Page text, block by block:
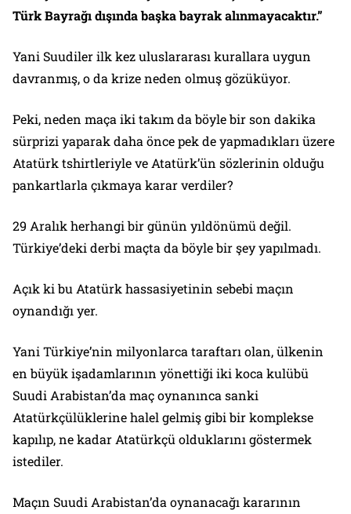
Türk Bayrağı dışında başka bayrak alınmayacaktır.”
Yani Suudiler ilk kez uluslararası kurallara uygun
davranmış, o da krize neden olmuş gözüküyor.
Peki, neden maça iki takım da böyle bir son dakika
sürprizi yaparak daha önce pek de yapmadıkları üzere
Atatürk tshirtleriyle ve Atatürk’ün sözlerinin olduğu
pankartlarla çıkmaya karar verdiler?
29 Aralık herhangi bir günün yıldönümü değil.
Türkiye’deki derbi maçta da böyle bir şey yapılmadı.
Açık ki bu Atatürk hassasiyetinin sebebi maçın
oynandığı yer.
Yani Türkiye’nin milyonlarca taraftarı olan, ülkenin
en büyük işadamlarının yönettiği iki koca kulübü
Suudi Arabistan’da maç oynanınca sanki
Atatürkçülüklerine halel gelmiş gibi bir komplekse
kapılıp, ne kadar Atatürkçü olduklarını göstermek
istediler.
Maçın Suudi Arabistan’da oynanacağı kararının